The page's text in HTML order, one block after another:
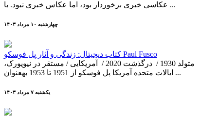
عکاسی خبری برخوردار بود­، اما عکاس خبری نبود. با ...
چهارشنبه ۱۰ مرداد ۱۴۰۳
کتاب دیجیتال: زندگی و آثار پل فوسکو Paul Fusco
متولد 1930 / درگذشت 2020 / آمریکایی / مستقر در نیویورک،
ایالات متحده آمریکا پل فوسکو از 1951 تا 1953 به­عنوان ...
يکشنبه ۷ مرداد ۱۴۰۳